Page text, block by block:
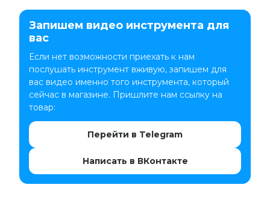
Запишем видео инструмента для
вас
Если нет возможности приехать к нам
послушать инструмент вживую, запишем для
вас видео именно того инструмента, который
сейчас в магазине. Пришлите нам ссылку на
товар:
Перейти в Telegram
Написать в ВКонтакте